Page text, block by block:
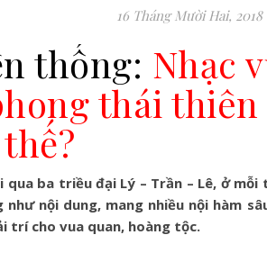
16 Tháng Mười Hai, 2018
thống: Nhạc
thái
ba triều đại Lý – Trần – Lê, ở
nội dung, mang nhiều nội hàm
trí cho vua quan, hoàng tộc.